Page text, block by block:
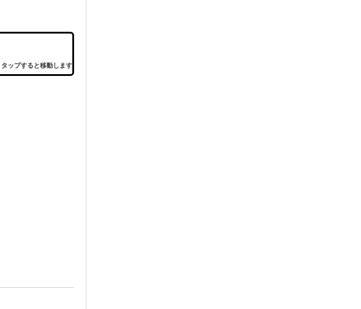
タップすると移動します